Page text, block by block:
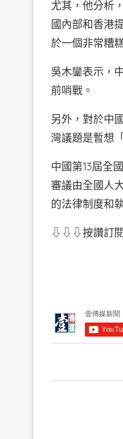
尤其，他分析
國內部和香港
於一個非常糟
吳木鑾表示，
前哨戰。
另外，對於中
灣議題是暫想
中國第13屆全
審議由全國人
的法律制度和
⇩⇩⇩按讚訂